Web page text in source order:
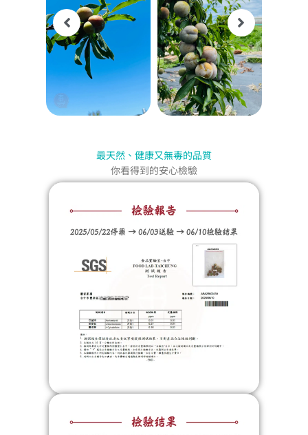
6
最天然、健康又無毒的品質
你看得到的安心檢驗